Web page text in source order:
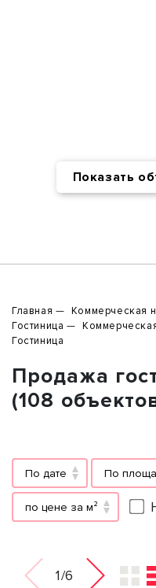
Показать
Главная Коммерческая
Гостиница
Гостиница
Продажа
(108
По дате По
по цене за м²
1/6